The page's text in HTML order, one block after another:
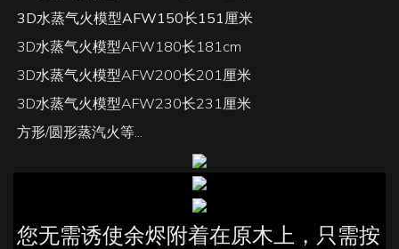
3D水蒸气火模型AFW150长151厘米
3D水蒸气火模型AFW180长181cm
3D水蒸气火模型AFW200长201厘米
3D水蒸气火模型AFW230长231厘米
方形/圆形蒸汽火等...
您无需诱使余烬附着在原木上，只需按